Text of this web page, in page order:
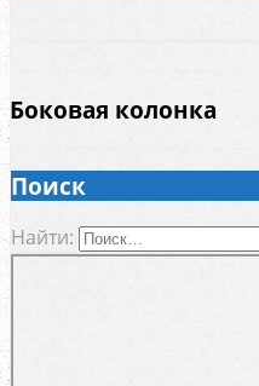
Боковая колонка
Поиск
Найти: